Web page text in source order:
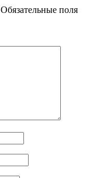
Обязательные поля